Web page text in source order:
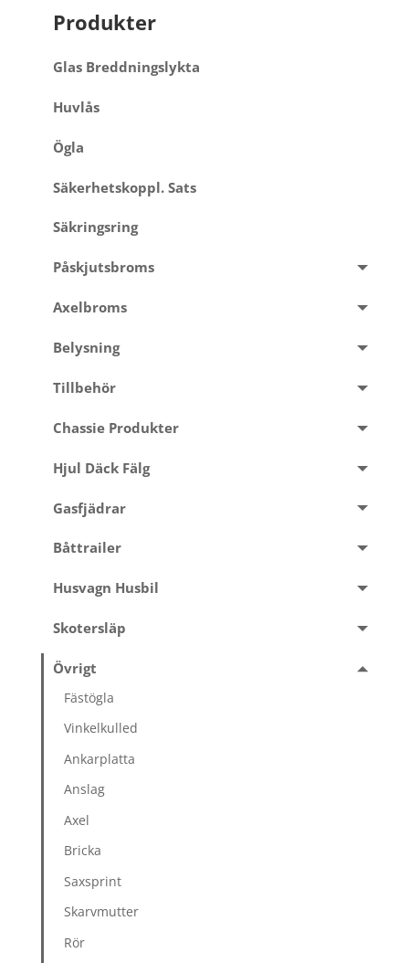
Produkter
Glas Breddningslykta
Huvlås
Ögla
Säkerhetskoppl. Sats
Säkringsring
Påskjutsbroms
Axelbroms
Belysning
Tillbehör
Chassie Produkter
Hjul Däck Fälg
Gasfjädrar
Båttrailer
Husvagn Husbil
Skotersläp
Övrigt
Fästögla
Vinkelkulled
Ankarplatta
Anslag
Axel
Bricka
Saxsprint
Skarvmutter
Rör